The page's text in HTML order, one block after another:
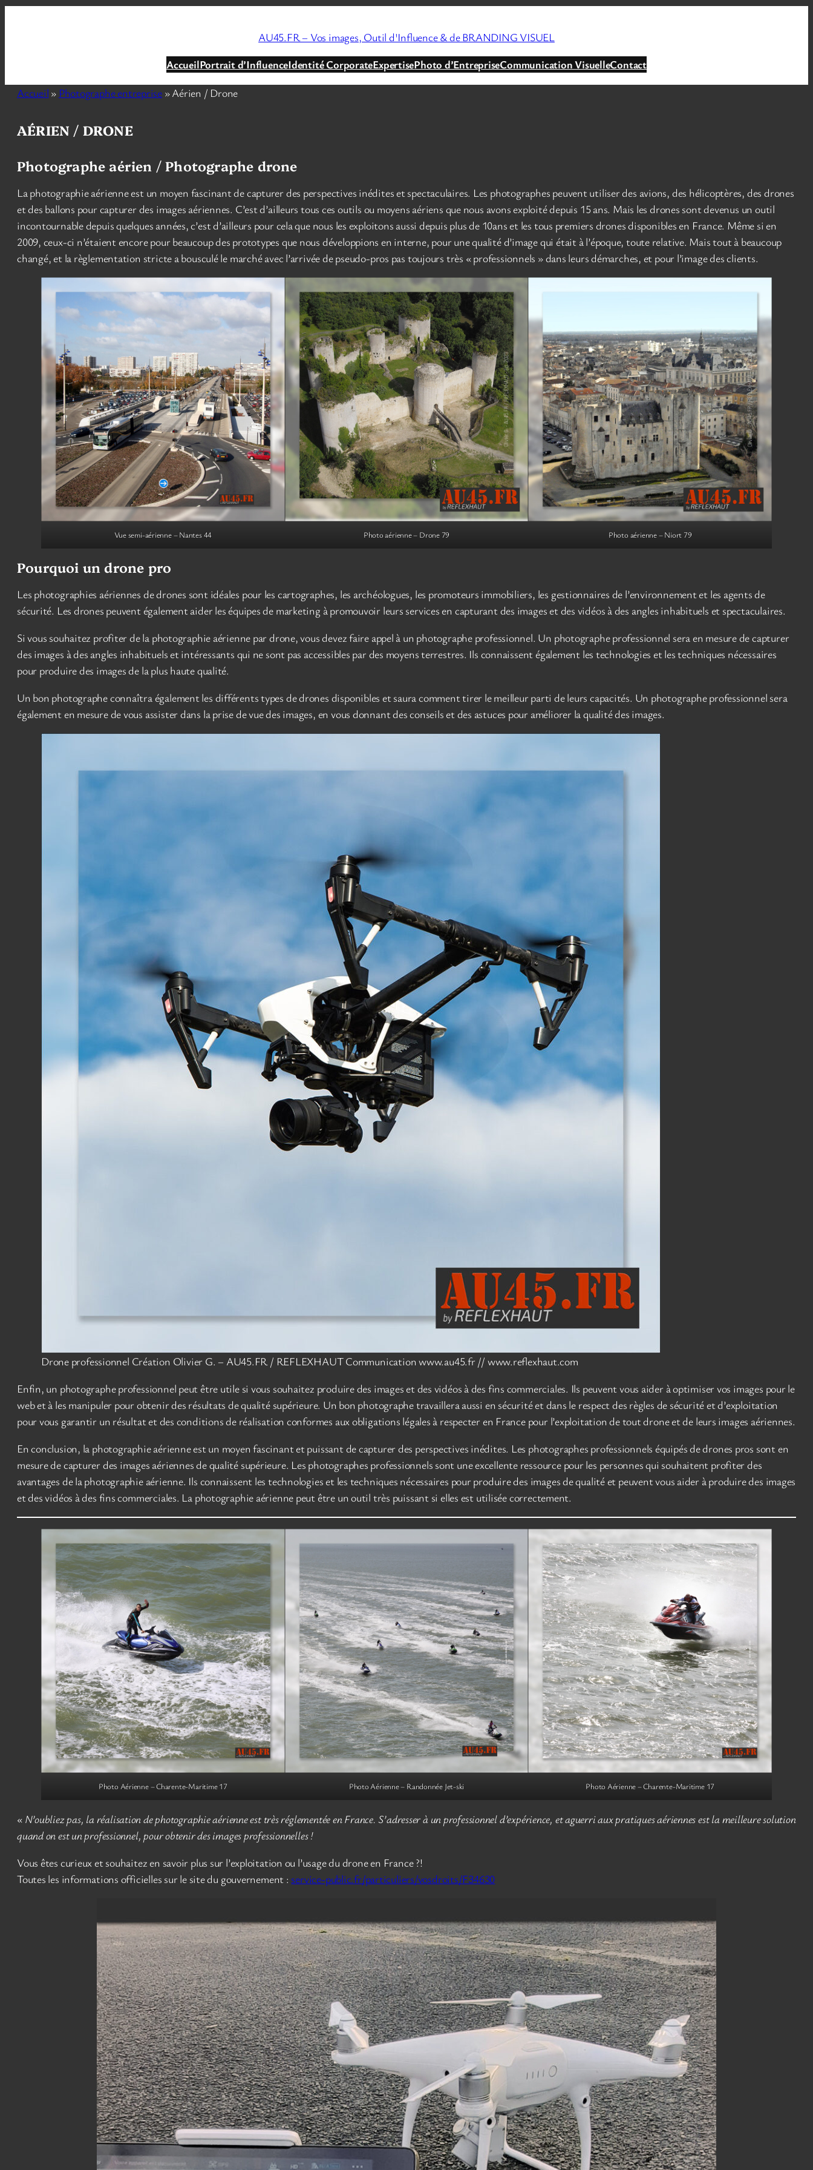
AU45.FR – Vos images, Outil d'Influence & de BRANDING VISUEL
AccueilPortrait d’InfluenceIdentité CorporateExpertisePhoto d’EntrepriseCommunication VisuelleContact
Accueil » Photographe entreprise»Aérien / Drone
AÉRIEN / DRONE
Photographe aérien / Photographe drone
La photographie aérienne est un moyen fascinant de capturer des perspectives inédites et spectaculaires. Les photographes peuvent utiliser des avions, des hélicoptères, des drones
et des ballons pour capturer des images aériennes. C’est d’ailleurs tous ces outils ou moyens aériens que nous avons exploité depuis 15 ans. Mais les drones sont devenus un outil
incontournable depuis quelques années, c’est d’ailleurs pour cela que nous les exploitons aussi depuis plus de 10ans et les tous premiers drones disponibles en France. Même si en
2009, ceux-ci n’étaient encore pour beaucoup des prototypes que nous développions en interne, pour une qualité d’image qui était à l’époque, toute relative. Mais tout à beaucoup
changé, et la règlementation stricte a bousculé le marché avec l’arrivée de pseudo-pros pas toujours très « professionnels » dans leurs démarches, et pour l’image des clients.
Vue semi-aérienne – Nantes 44 Photo aérienne – Drone 79 Photo aérienne – Niort 79
Pourquoi un drone pro
Les photographies aériennes de drones sont idéales pour les cartographes, les archéologues, les promoteurs immobiliers, les gestionnaires de l’environnement et les agents de
sécurité. Les drones peuvent également aider les équipes de marketing à promouvoir leurs services en capturant des images et des vidéos à des angles inhabituels et spectaculaires.
Si vous souhaitez profiter de la photographie aérienne par drone, vous devez faire appel à un photographe professionnel. Un photographe professionnel sera en mesure de capturer
des images à des angles inhabituels et intéressants qui ne sont pas accessibles par des moyens terrestres. Ils connaissent également les technologies et les techniques nécessaires
pour produire des images de la plus haute qualité.
Un bon photographe connaîtra également les différents types de drones disponibles et saura comment tirer le meilleur parti de leurs capacités. Un photographe professionnel sera
également en mesure de vous assister dans la prise de vue des images, en vous donnant des conseils et des astuces pour améliorer la qualité des images.
Drone professionnel Création Olivier G. – AU45.FR / REFLEXHAUT Communication www.au45.fr // www.reflexhaut.com
Enfin, un photographe professionnel peut être utile si vous souhaitez produire des images et des vidéos à des fins commerciales. Ils peuvent vous aider à optimiser vos images pour le
web et à les manipuler pour obtenir des résultats de qualité supérieure. Un bon photographe travaillera aussi en sécurité et dans le respect des règles de sécurité et d’exploitation
pour vous garantir un résultat et des conditions de réalisation conformes aux obligations légales à respecter en France pour l’exploitation de tout drone et de leurs images aériennes.
En conclusion, la photographie aérienne est un moyen fascinant et puissant de capturer des perspectives inédites. Les photographes professionnels équipés de drones pros sont en
mesure de capturer des images aériennes de qualité supérieure. Les photographes professionnels sont une excellente ressource pour les personnes qui souhaitent profiter des
avantages de la photographie aérienne. Ils connaissent les technologies et les techniques nécessaires pour produire des images de qualité et peuvent vous aider à produire des images
et des vidéos à des fins commerciales. La photographie aérienne peut être un outil très puissant si elles est utilisée correctement.
Photo Aérienne – Charente-Maritime 17 Photo Aérienne – Randonnée Jet-ski Photo Aérienne – Charente-Maritime 17
« N’oubliez pas, la réalisation de photographie aérienne est très réglementée en France. S’adresser à un professionnel d’expérience, et aguerri aux pratiques aériennes est la meilleure solution
quand on est un professionnel, pour obtenir des images professionnelles !
Vous êtes curieux et souhaitez en savoir plus sur l’exploitation ou l’usage du drone en France ?!
Toutes les informations officielles sur le site du gouvernement : service-public.fr/particuliers/vosdroits/F34630